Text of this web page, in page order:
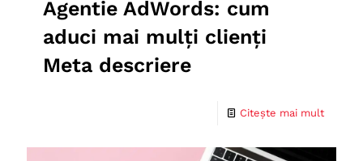
Agentie AdWords: cum
aduci mai mulți clienți
Meta descriere
Citește mai mult